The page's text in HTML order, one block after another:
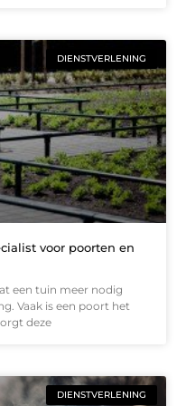
DIENSTVERLENING
voor poorten en
een tuin meer nodig
Vaak is een poort het
deze
DIENSTVERLENING